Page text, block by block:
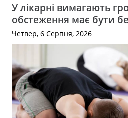
У лікарні вимагають
обстеження має бути
Четвер, 6 Серпня, 2026